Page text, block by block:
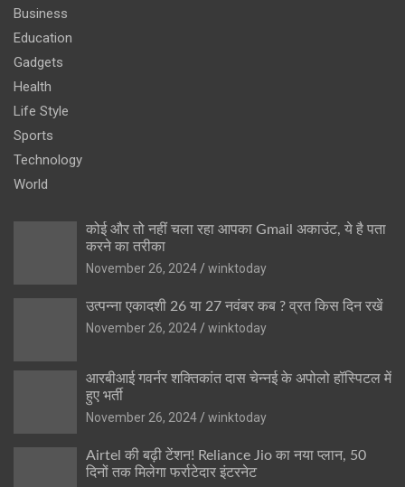
Business
Education
Gadgets
Health
Life Style
Sports
Technology
World
कोई और तो नहीं चला रहा आपका Gmail अकाउंट, ये है पता
करने का तरीका
November 26, 2024
winktoday
उत्पन्ना एकादशी 26 या 27 नवंबर कब ? व्रत किस दिन रखें
November 26, 2024
winktoday
आरबीआई गवर्नर शक्तिकांत दास चेन्नई के अपोलो हॉस्पिटल में
हुए भर्ती
November 26, 2024
winktoday
Airtel की बढ़ी टेंशन! Reliance Jio का नया प्लान, 50
दिनों तक मिलेगा फर्राटेदार इंटरनेट